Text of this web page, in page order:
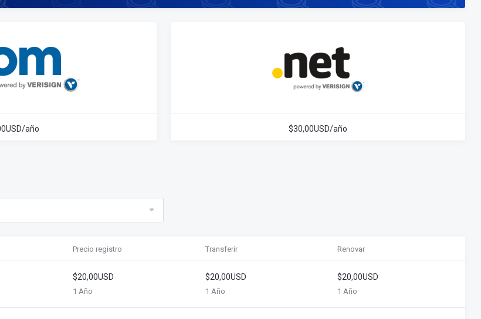
año $30,00USD/año
Precio registro Transferir Renovar
$20,00USD
1 Año
$20,00USD
1 Año
$20,00USD
1 Año